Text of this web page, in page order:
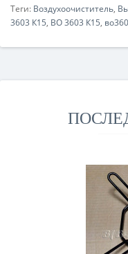
Теги: Воздухоочиститель,
3603 К15, ВО 3603 К15,